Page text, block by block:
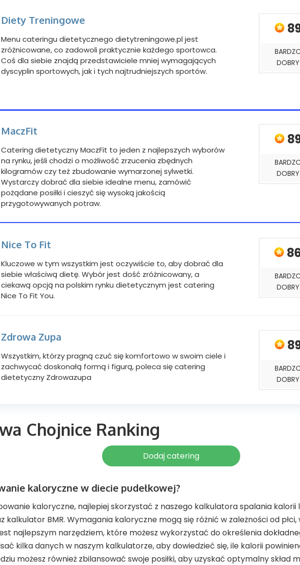
Diety Treningowe
Menu cateringu dietetycznego dietytreningowe.pl jest
zróżnicowane, co zadowoli praktycznie każdego sportowca.
Coś dla siebie znajdą przedstawiciele mniej wymagających
dyscyplin sportowych, jak i tych najtrudniejszych sportów.
DOBRY
MaczFit
Catering dietetyczny MaczFit to jeden z najlepszych wyborów
na rynku, jeśli chodzi o możliwość zrzucenia zbędnych
kilogramów czy też zbudowanie wymarzonej sylwetki.
Wystarczy dobrać dla siebie idealne menu, zamówić
pożądane posiłki i cieszyć się wysoką jakością
przygotowywanych potraw.
DOBRY
Nice To Fit
Kluczowe w tym wszystkim jest oczywiście to, aby dobrać dla
siebie właściwą dietę. Wybór jest dość zróżnicowany, a
ciekawą opcją na polskim rynku dietetycznym jest catering
Nice To Fit You.
DOBRY
Zdrowa Zupa
Wszystkim, którzy pragną czuć się komfortowo w swoim ciele i
zachwycać doskonałą formą i figurą, poleca się catering
dietetyczny Zdrowazupa
DOBRY
Chojnice Ranking
Dodaj catering
kaloryczne w diecie pudełkowej?
kaloryczne, najlepiej skorzystać z naszego kalkulatora spalania kalorii
kalkulator BMR. Wymagania kaloryczne mogą się różnić w zależności od
najlepszym narzędziem, które możesz wykorzystać do określenia
kilka danych w naszym kalkulatorze, aby dowiedzieć się, ile kalorii
możesz również zbilansować swoje posiłki, aby uzyskać optymalny skład